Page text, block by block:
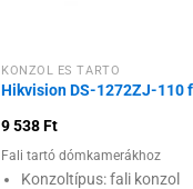
KONZOL ÉS TARTÓ
Hikvision DS-1272ZJ-110
9 538Ft
Fali tartó dómkamerákhoz
Konzoltípus: fali konzol